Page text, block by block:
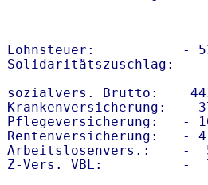
Lohnsteuer:           -
Solidaritätszuschlag: -
sozialvers. Brutto:
Krankenversicherung:  -
Pflegeversicherung:   -
Rentenversicherung:   -
Arbeitslosenvers.:    -
Z-Vers. VBL:          -